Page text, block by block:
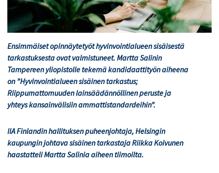
Ensimmäiset opinnäytetyöt hyvinvointialueen sisäisestä
tarkastuksesta ovat valmistuneet. MarttaSalinin
Tampereen yliopistolle tekemä kandidaattityön aiheena
on ”Hyvinvointialueen sisäinen tarkastus;
Riippumattomuuden lainsäädännöllinen peruste ja
yhteys kansainvälisiin ammattistandardeihin”.
IIA Finlandin hallituksen puheenjohtaja, Helsingin
kaupungin johtava sisäinen tarkastaja Riikka Koivunen
haastatteli Martta Salinia aiheen tiimoilta.